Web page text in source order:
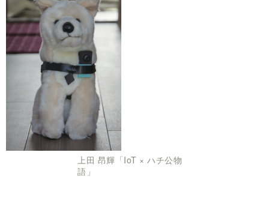
上田 昂輝「IoT × ハチ公物
語」